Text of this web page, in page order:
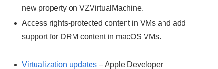
new property on VZVirtualMachine.
Access rights-protected content in VMs and add
support for DRM content in macOS VMs.
Virtualization updates – Apple Developer